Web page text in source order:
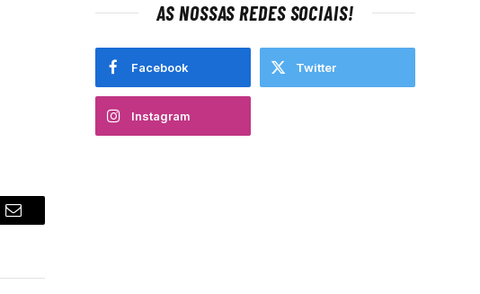
Email
AS NOSSAS REDES SOCIAIS!
Facebook Twitter
Instagram